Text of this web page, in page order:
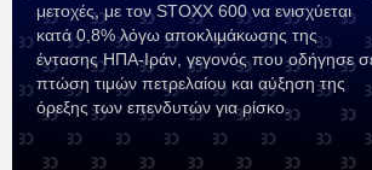
μετοχές, με τον STOXX 600 να ενισχύεται
κατά 0,8% λόγω αποκλιμάκωσης της
έντασης ΗΠΑ-Ιράν, γεγονός που οδήγησε
πτώση τιμών πετρελαίου και αύξηση της
όρεξης των επενδυτών για ρίσκο.